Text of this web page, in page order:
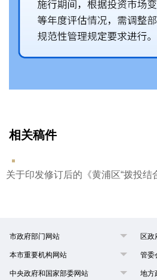
相关稿件
关于印发修订后的《黄浦区“拨投
市政府部门网站 区政
本市重要机构网站 管委
中央政府和国家部委网站 地方